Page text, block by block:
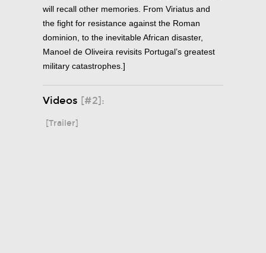
will recall other memories. From Viriatus and
the fight for resistance against the Roman
dominion, to the inevitable African disaster,
Manoel de Oliveira revisits Portugal’s greatest
military catastrophes.]
Videos [#2]:
[Trailer]